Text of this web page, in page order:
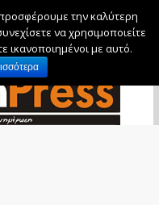
2026
την καλύτερη
να χρησιμοποιείτε
ικανοποιημένοι με αυτό.